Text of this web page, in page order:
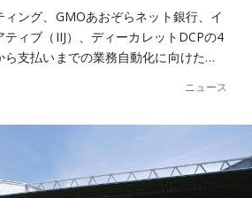
ング、GMOあおぞらネット銀行、イ
ィブ（IIJ）、ディーカレットDCPの4
ら支払いまでの業務自動化に向けた…
ニュース